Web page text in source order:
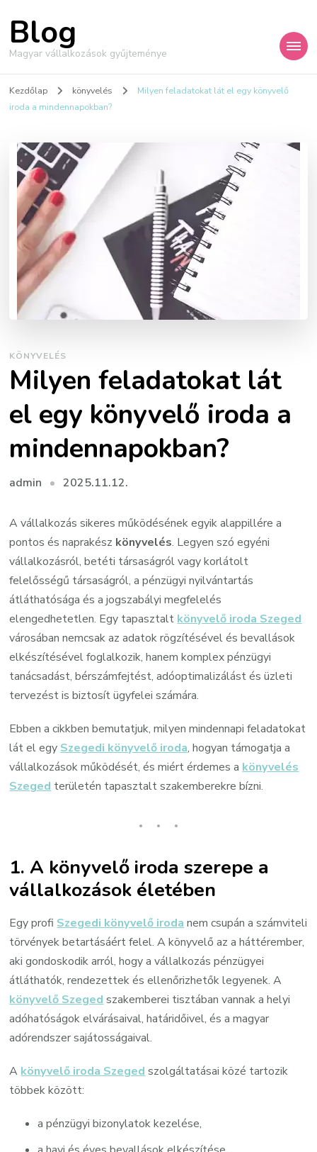
Blog
Magyar vállalkozások gyűjteménye
Kezdőlap könyvelés
Milyen feladatokat lát el egy könyvelő
iroda a mindennapokban?
KÖNYVELÉS
Milyen feladatokat lát
el egy könyvelő iroda a
mindennapokban?
admin 2025.11.12.
A vállalkozás sikeres működésének egyik alappillére a
pontos és naprakész könyvelés. Legyen szó egyéni
vállalkozásról, betéti társaságról vagy korlátolt
felelősségű társaságról, a pénzügyi nyilvántartás
átláthatósága és a jogszabályi megfelelés
elengedhetetlen. Egy tapasztalt könyvelő iroda Szeged
városában nemcsak az adatok rögzítésével és bevallások
elkészítésével foglalkozik, hanem komplex pénzügyi
tanácsadást, bérszámfejtést, adóoptimalizálást és üzleti
tervezést is biztosít ügyfelei számára.
Ebben a cikkben bemutatjuk, milyen mindennapi feladatokat
lát el egy Szegedi könyvelő iroda, hogyan támogatja a
vállalkozások működését, és miért érdemes a könyvelés
Szeged területén tapasztalt szakemberekre bízni.
1. A könyvelő iroda szerepe a
vállalkozások életében
Egy profi Szegedi könyvelő iroda nem csupán a számviteli
törvények betartásáért felel. A könyvelő az a háttérember,
aki gondoskodik arról, hogy a vállalkozás pénzügyei
átláthatók, rendezettek és ellenőrizhetők legyenek. A
könyvelő Szeged szakemberei tisztában vannak a helyi
adóhatóságok elvárásaival, határidőivel, és a magyar
adórendszer sajátosságaival.
A könyvelő iroda Szeged szolgáltatásai közé tartozik
többek között:
a pénzügyi bizonylatok kezelése,